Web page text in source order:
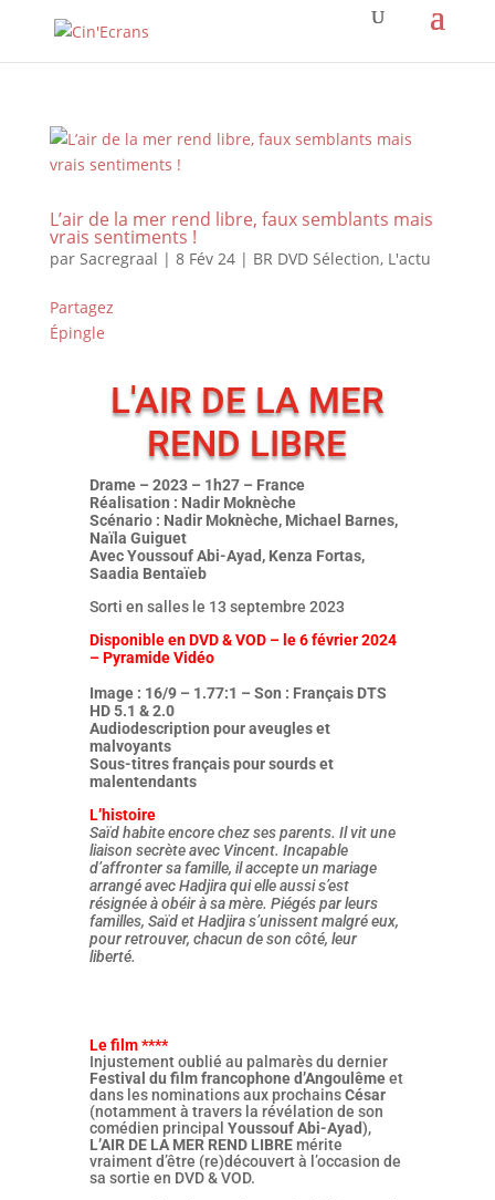
L’air de la mer rend libre, faux semblants mais
vrais sentiments !
par Sacregraal | 8 Fév 24| BR DVD Sélection, L'actu
Partagez
Épingle
L'AIR DE LA MER
REND LIBRE
Drame – 2023 – 1h27 – France
Réalisation : Nadir Moknèche
Scénario : Nadir Moknèche, Michael Barnes,
Naïla Guiguet
AvecYoussouf Abi-Ayad, Kenza Fortas,
Saadia Bentaïeb
Sorti en salles le 13 septembre 2023
Disponible en DVD & VOD – le 6 février 2024
– Pyramide Vidéo
Image : 16/9 – 1.77:1 – Son : Français DTS
HD 5.1 & 2.0
Audiodescription pour aveugles et
malvoyants
Sous-titres français pour sourds et
malentendants
L’histoire
Saïd habite encore chez ses parents. Il vit une
liaison secrète avec Vincent. Incapable
d’affronter sa famille, il accepte un mariage
arrangé avec Hadjira qui elle aussi s’est
résignée à obéir à sa mère. Piégés par leurs
familles, Saïd et Hadjira s’unissent malgré eux,
pour retrouver, chacun de son côté, leur
liberté.
Le film ****
Injustement oublié au palmarès du dernier
Festival du film francophone d’Angoulêmeet
dans les nominations aux prochainsCésar
(notamment à travers la révélation de son
comédien principal Youssouf Abi-Ayad),
L’AIR DE LA MER REND LIBREmérite
vraiment d’être (re)découvert à l’occasion de
sa sortie en DVD & VOD.